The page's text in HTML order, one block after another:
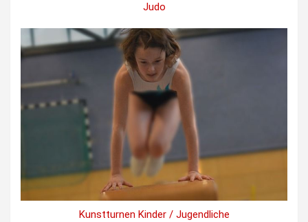
Judo
Kunstturnen Kinder / Jugendliche